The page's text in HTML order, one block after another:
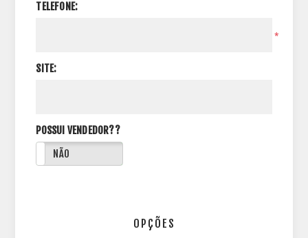
TELEFONE:
*
SITE:
POSSUI VENDEDOR??
NÃO
OPÇÕES